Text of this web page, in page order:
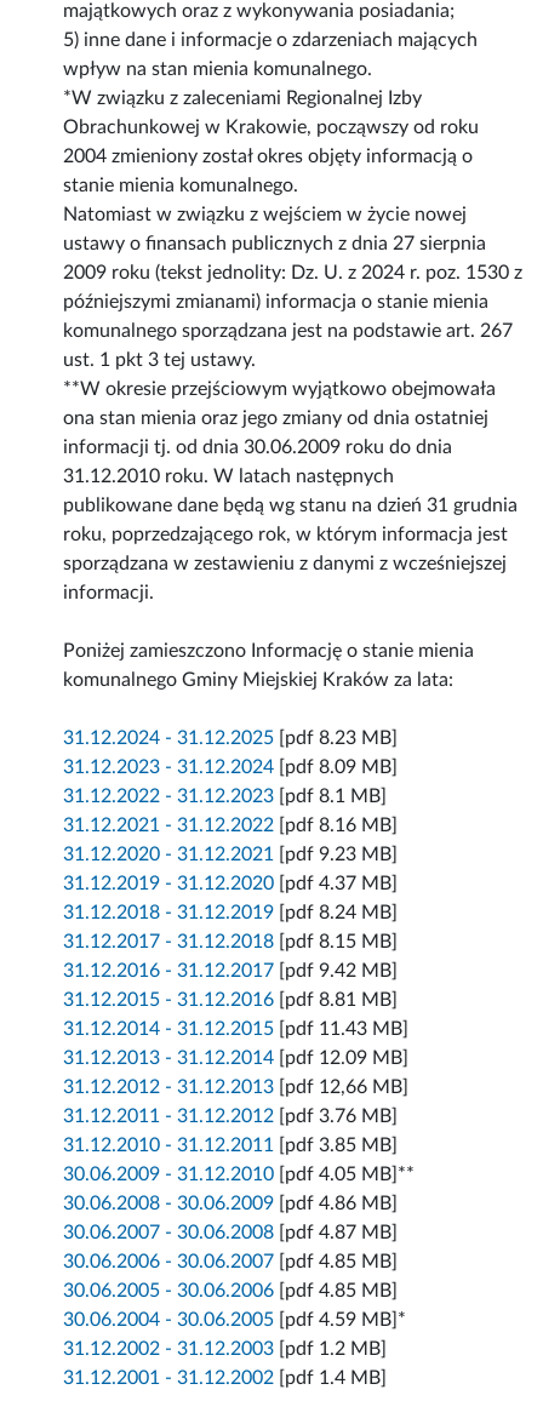
majątkowych oraz z wykonywania posiadania;
5) inne dane i informacje o zdarzeniach mających
wpływ na stan mienia komunalnego.
*W związku z zaleceniami Regionalnej Izby
Obrachunkowej w Krakowie, począwszy od roku
2004 zmieniony został okres objęty informacją o
stanie mienia komunalnego.
Natomiast w związku z wejściem w życie nowej
ustawy o finansach publicznych z dnia 27 sierpnia
2009 roku (tekst jednolity: Dz. U. z 2024 r. poz. 1530 z
późniejszymi zmianami) informacja o stanie mienia
komunalnego sporządzana jest na podstawie art. 267
ust. 1 pkt 3 tej ustawy.
**W okresie przejściowym wyjątkowo obejmowała
ona stan mienia oraz jego zmiany od dnia ostatniej
informacji tj. od dnia 30.06.2009 roku do dnia
31.12.2010 roku. W latach następnych
publikowane dane będą wg stanu na dzień 31 grudnia
roku, poprzedzającego rok, w którym informacja jest
sporządzana w zestawieniu z danymi z wcześniejszej
informacji.
Poniżej zamieszczono Informację o stanie mienia
komunalnego Gminy Miejskiej Kraków za lata:
31.12.2024 - 31.12.2025 [pdf 8.23 MB]
31.12.2023 - 31.12.2024 [pdf 8.09 MB]
31.12.2022 - 31.12.2023 [pdf 8.1 MB]
31.12.2021 - 31.12.2022 [pdf 8.16 MB]
31.12.2020 - 31.12.2021 [pdf 9.23 MB]
31.12.2019 - 31.12.2020
[pdf 4.37 MB]
31.12.2018 - 31.12.2019 [pdf 8.24 MB]
31.12.2017 - 31.12.2018 [pdf 8.15 MB]
31.12.2016 - 31.12.2017 [pdf 9.42 MB]
31.12.2015 - 31.12.2016 [pdf 8.81 MB]
31.12.2014 - 31.12.2015 [pdf 11.43 MB]
31.12.2013 - 31.12.2014 [pdf 12.09 MB]
31.12.2012 - 31.12.2013 [pdf 12,66 MB]
31.12.2011 - 31.12.2012 [pdf 3.76 MB]
31.12.2010 - 31.12.2011 [pdf 3.85 MB]
30.06.2009 - 31.12.2010 [pdf 4.05 MB]**
30.06.2008 - 30.06.2009 [pdf 4.86 MB]
30.06.2007 - 30.06.2008 [pdf 4.87 MB]
30.06.2006 - 30.06.2007 [pdf 4.85 MB]
30.06.2005 - 30.06.2006 [pdf 4.85 MB]
30.06.2004 - 30.06.2005 [pdf 4.59 MB]*
31.12.2002 - 31.12.2003 [pdf 1.2 MB]
31.12.2001 - 31.12.2002 [pdf 1.4 MB]